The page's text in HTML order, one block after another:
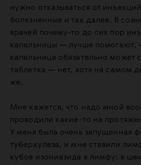
нужно отказываться от
болезненные и так далее. В
врачей почему-то до сих пор
капельницы — лучше помогают,
капельница обязательно может
таблетка — нет, хотя на самом
же.
Мне кажется, что надо мной
проводили какие-то на
У меня была очень запущенная
туберкулеза, и мне ставили
кубов изониазида в лимфу: в